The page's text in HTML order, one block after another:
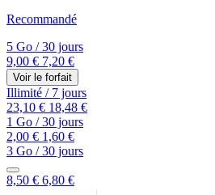
Recommandé
5 Go /30 jours
9,00 € 7,20 €
Voir le forfait
Illimité /7 jours
23,10 € 18,48 €
1 Go /30 jours
2,00 € 1,60 €
3 Go /30 jours
8,50 € 6,80 €